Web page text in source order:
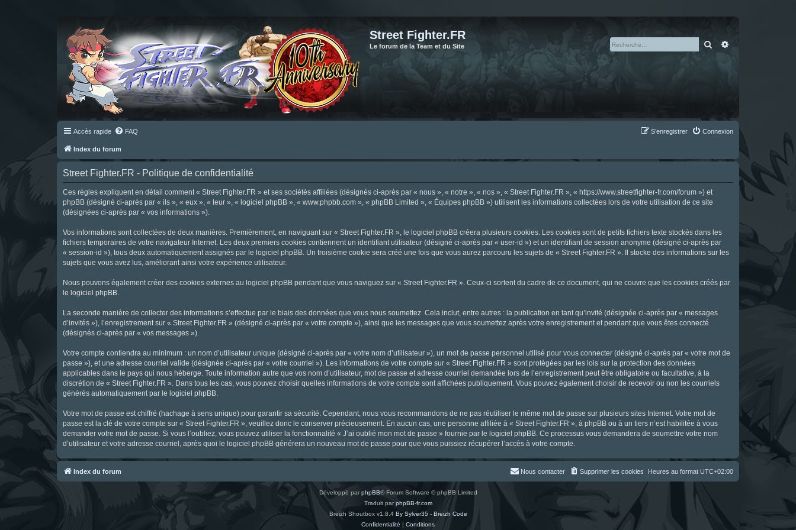
Street Fighter.FR
Le forum de la Team et du Site Rechercher
Accès rapide FAQ Connexion
S’enregistrer
Index du forum
Street Fighter.FR - Politique de confidentialité
Ces règles expliquent en détail comment « Street Fighter.FR » et ses sociétés affiliées (désignés ci-après par « nous », « notre », « nos », « Street Fighter.FR », « https://www.streetfighter-fr.com/forum ») et
phpBB (désigné ci-après par « ils », « eux », « leur », « logiciel phpBB », « www.phpbb.com », « phpBB Limited », « Équipes phpBB ») utilisent les informations collectées lors de votre utilisation de ce site
(désignées ci-après par « vos informations »).
Vos informations sont collectées de deux manières. Premièrement, en naviguant sur « Street Fighter.FR », le logiciel phpBB créera plusieurs cookies. Les cookies sont de petits fichiers texte stockés dans les
fichiers temporaires de votre navigateur Internet. Les deux premiers cookies contiennent un identifiant utilisateur (désigné ci-après par « user-id ») et un identifiant de session anonyme (désigné ci-après par
« session-id »), tous deux automatiquement assignés par le logiciel phpBB. Un troisième cookie sera créé une fois que vous aurez parcouru les sujets de « Street Fighter.FR ». Il stocke des informations sur les
sujets que vous avez lus, améliorant ainsi votre expérience utilisateur.
Nous pouvons également créer des cookies externes au logiciel phpBB pendant que vous naviguez sur « Street Fighter.FR ». Ceux-ci sortent du cadre de ce document, qui ne couvre que les cookies créés par
le logiciel phpBB.
La seconde manière de collecter des informations s’effectue par le biais des données que vous nous soumettez. Cela inclut, entre autres : la publication en tant qu’invité (désignée ci-après par « messages
d’invités »), l’enregistrement sur « Street Fighter.FR » (désigné ci-après par « votre compte »), ainsi que les messages que vous soumettez après votre enregistrement et pendant que vous êtes connecté
(désignés ci-après par « vos messages »).
Votre compte contiendra au minimum : un nom d’utilisateur unique (désigné ci-après par « votre nom d’utilisateur »), un mot de passe personnel utilisé pour vous connecter (désigné ci-après par « votre mot de
passe »), et une adresse courriel valide (désignée ci-après par « votre courriel »). Les informations de votre compte sur « Street Fighter.FR » sont protégées par les lois sur la protection des données
applicables dans le pays qui nous héberge. Toute information autre que vos nom d’utilisateur, mot de passe et adresse courriel demandée lors de l’enregistrement peut être obligatoire ou facultative, à la
discrétion de « Street Fighter.FR ». Dans tous les cas, vous pouvez choisir quelles informations de votre compte sont affichées publiquement. Vous pouvez également choisir de recevoir ou non les courriels
générés automatiquement par le logiciel phpBB.
Votre mot de passe est chiffré (hachage à sens unique) pour garantir sa sécurité. Cependant, nous vous recommandons de ne pas réutiliser le même mot de passe sur plusieurs sites Internet. Votre mot de
passe est la clé de votre compte sur « Street Fighter.FR », veuillez donc le conserver précieusement. En aucun cas, une personne affiliée à « Street Fighter.FR », à phpBB ou à un tiers n’est habilitée à vous
demander votre mot de passe. Si vous l’oubliez, vous pouvez utiliser la fonctionnalité « J’ai oublié mon mot de passe » fournie par le logiciel phpBB. Ce processus vous demandera de soumettre votre nom
d’utilisateur et votre adresse courriel, après quoi le logiciel phpBB générera un nouveau mot de passe pour que vous puissiez récupérer l’accès à votre compte.
Index du forum Heures au format UTC+02:00
Supprimer les cookies
Nous contacter
Développé parphpBB® Forum Software © phpBB Limited
Traduit parphpBB-fr.com
Breizh Shoutbox v1.8.4 By Sylver35 - Breizh Code
Confidentialité | Conditions